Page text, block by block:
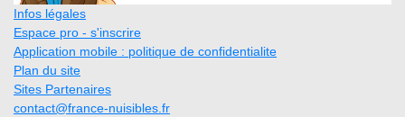
Infos légales
Espace pro - s'inscrire
Application mobile : politique de confidentialite
Plan du site
Sites Partenaires
contact@france-nuisibles.fr